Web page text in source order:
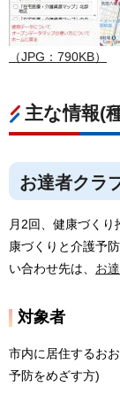
（JPG：790KB）
主な情報(
お達者クラ
月2回、健康づく
康づくりと介護予
い合わせ先は、 お
対象者
市内に居住するお
予防をめざす方)